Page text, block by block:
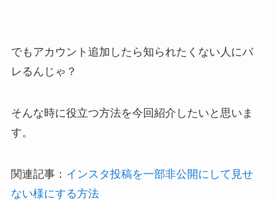
でもアカウント追加したら知られたくない人にバ
レるんじゃ？
そんな時に役立つ方法を今回紹介したいと思いま
す。
関連記事： インスタ投稿を一部非公開にして見せ
ない様にする方法